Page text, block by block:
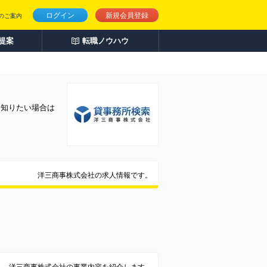
ログイン 新規会員登録
ご案内
案 転職ノウハウ
りたい場合は
洋三商事株式会社の求人情報です。